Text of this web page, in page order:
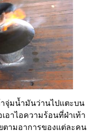
จุ่มน้ำมันว่านไปแตะบน
อาไอความร้อนที่ฝ่าเท้า
ตามอาการของแต่ละคน